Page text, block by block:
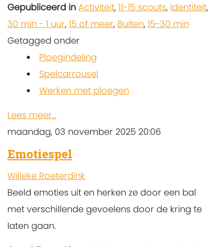
Gepubliceerd in Activiteit, 11-15 scouts, Identiteit,
30 min - 1 uur, 15 of meer, Buiten, 15-30 min
Getagged onder
Ploegindeling
Spelcarrousel
Werken met ploegen
Lees meer...
maandag, 03 november 2025 20:06
Emotiespel
Willeke Roeterdink
Beeld emoties uit en herken ze door een bal
met verschillende gevoelens door de kring te
laten gaan.